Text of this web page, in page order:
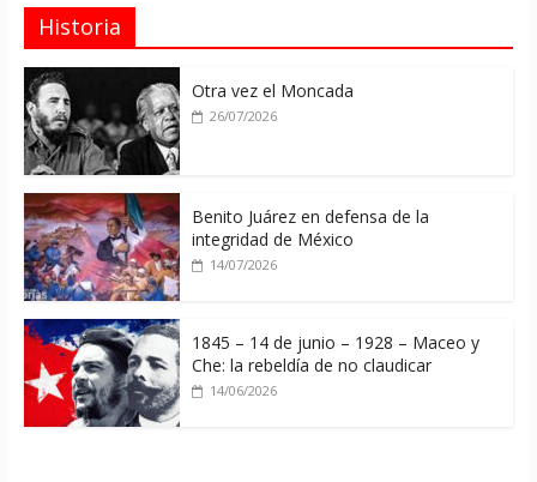
Historia
Otra vez el Moncada
26/07/2026
Benito Juárez en defensa de la
integridad de México
14/07/2026
1845 – 14 de junio – 1928 – Maceo y
Che: la rebeldía de no claudicar
14/06/2026